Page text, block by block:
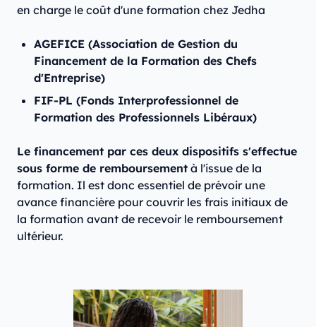
en charge le coût d'une formation chez Jedha
AGEFICE (Association de Gestion du
Financement de la Formation des Chefs
d'Entreprise)
FIF-PL (Fonds Interprofessionnel de
Formation des Professionnels Libéraux)
Le financement par ces deux dispositifs s'effectue
sous forme de remboursement à l'issue de la
formation. Il est donc essentiel de prévoir une
avance financière pour couvrir les frais initiaux de
la formation avant de recevoir le remboursement
ultérieur.